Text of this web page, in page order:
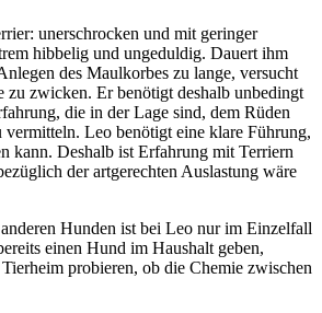
unerschrocken und mit geringer
hibbelig und ungeduldig. Dauert ihm
des Maulkorbes zu lange, versucht
zu zwicken. Er benötigt deshalb unbedingt
die in der Lage sind, dem Rüden
vermitteln. Leo benötigt eine klare Führung,
kann. Deshalb ist Erfahrung mit Terriern
der artgerechten Auslastung wäre
Hunden ist bei Leo nur im Einzelfall
einen Hund im Haushalt geben,
probieren, ob die Chemie zwischen